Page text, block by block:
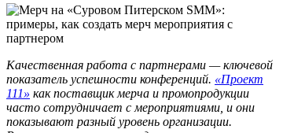
Качественная работа с партнерами — ключевой
показатель успешности конференций. «Проект
111» как поставщик мерча и промопродукции
часто сотрудничает с мероприятиями, и они
показывают разный уровень организации.